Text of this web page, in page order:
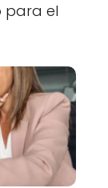
para el